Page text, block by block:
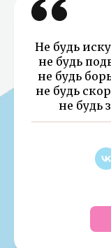
Не будь
не будь
не будь
не будь
не будь